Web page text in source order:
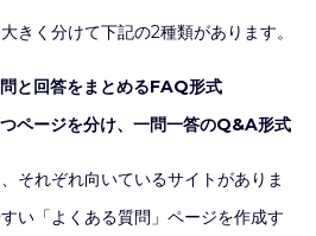
きく分けて下記の2種類があります。
と回答をまとめるFAQ形式
ページを分け、一問一答のQ&A形式
それぞれ向いているサイトがありま
い「よくある質問」ページを作成す